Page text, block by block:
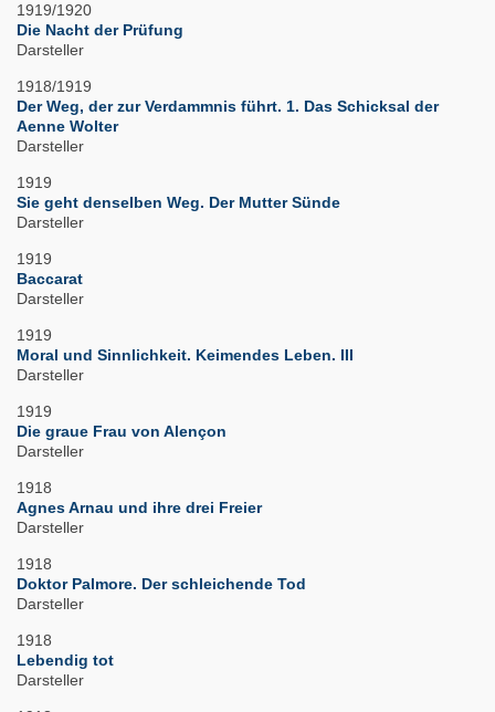
1919/1920
Die Nacht der Prüfung
Darsteller
1918/1919
Der Weg, der zur Verdammnis führt. 1. Das Schicksal der
Aenne Wolter
Darsteller
1919
Sie geht denselben Weg. Der Mutter Sünde
Darsteller
1919
Baccarat
Darsteller
1919
Moral und Sinnlichkeit. Keimendes Leben. III
Darsteller
1919
Die graue Frau von Alençon
Darsteller
1918
Agnes Arnau und ihre drei Freier
Darsteller
1918
Doktor Palmore. Der schleichende Tod
Darsteller
1918
Lebendig tot
Darsteller